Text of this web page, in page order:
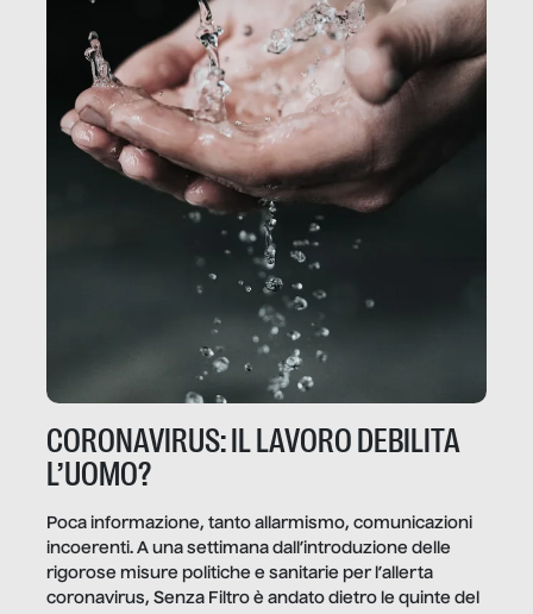
CORONAVIRUS: IL LAVORO DEBILITA
L’UOMO?
Poca informazione, tanto allarmismo, comunicazioni
incoerenti. A una settimana dall’introduzione delle
rigorose misure politiche e sanitarie per l’allerta
coronavirus, Senza Filtro è andato dietro le quinte del